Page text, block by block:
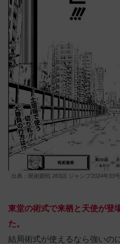
出典：呪術廻戦 263話 ジャンプ2024年33
東堂の術式で来栖と天使が登
た。
結局術式が使えるなら強いの